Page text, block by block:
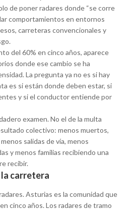
de poner radares donde “se corre
comportamientos en entornos
carreteras convencionales y
del 60% en cinco años, aparece
donde ese cambio se ha
La pregunta ya no es si hay
es si están donde deben estar, si
y si el conductor entiende por
examen. No el de la multa
colectivo: menos muertos,
salidas de vía, menos
y menos familias recibiendo una
recibir.
la carretera
Asturias es la comunidad que
cinco años. Los radares de tramo